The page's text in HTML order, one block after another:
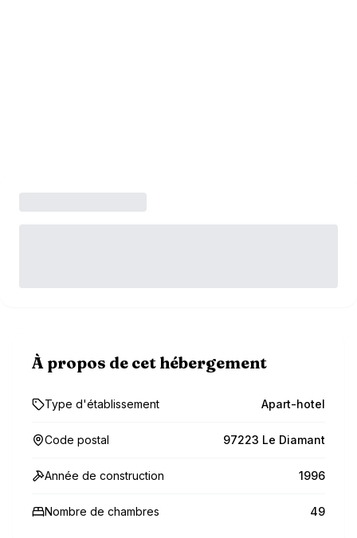
À propos de cet hébergement
Type d'établissement Apart-hotel
Code postal 97223 Le Diamant
Année de construction 1996
Nombre de chambres 49